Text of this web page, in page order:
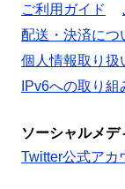
ご利用ガイド
配送・決済につ
個人情報取り扱
IPv6への取り組
ソーシャルメデ
Twitter公式アカ